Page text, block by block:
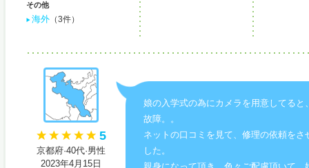
その他
海外 （3件）
5
京都府·40代·男性
2023年4月15日
娘の入学式の為にカメラを用意してると
故障。。
ネットの口コミを見て、修理の依頼をさ
した。